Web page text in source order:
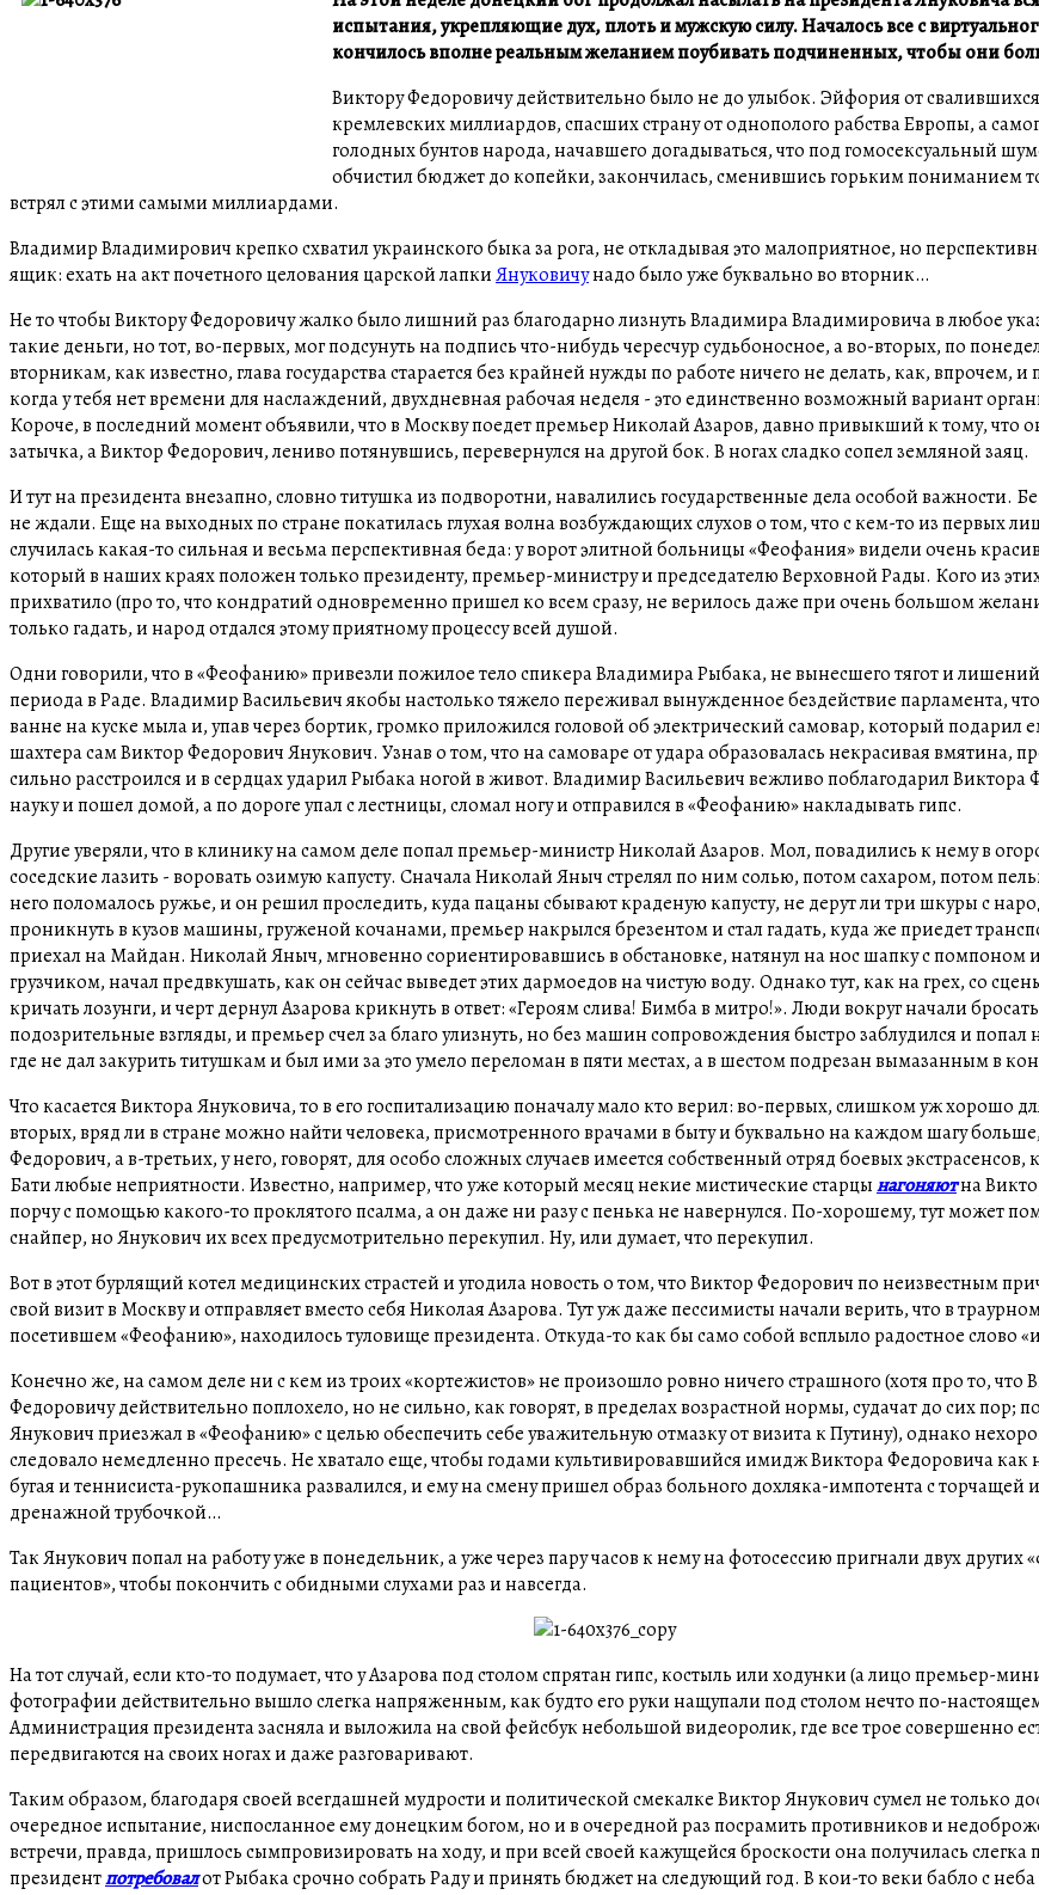
испытания, укрепляющие дух, плоть и мужскую силу. Началось все с
кончилось вполне реальным желанием поубивать подчиненных, чтобы они
Виктору Федоровичу действительно было не до улыбок. Эйфория от
кремлевских миллиардов, спасших страну от однополого рабства Европы, а
голодных бунтов народа, начавшего догадываться, что под гомосексуальный
обчистил бюджет до копейки, закончилась, сменившись горьким пониманием
встрял с этими самыми миллиардами.
Владимир Владимирович крепко схватил украинского быка за рога, не откладывая это малоприятное, но
ящик: ехать на акт почетного целования царской лапкиЯнуковичунадо было уже буквально во вторник…
Не то чтобы Виктору Федоровичу жалко было лишний раз благодарно лизнуть Владимира Владимировича в любое
такие деньги, но тот, во-первых, мог подсунуть на подпись что-нибудь чересчур судьбоносное, а во-вторых, по
вторникам, как известно, глава государства старается без крайней нужды по работе ничего не делать, как, впрочем,
когда у тебя нет времени для наслаждений, двухдневная рабочая неделя - это единственно возможный вариант
Короче, в последний момент объявили, что в Москву поедет премьер Николай Азаров, давно привыкший к тому, что
затычка, а Виктор Федорович, лениво потянувшись, перевернулся на другой бок. В ногах сладко сопел земляной заяц.
И тут на президента внезапно, словно титушка из подворотни, навалились государственные дела особой важности.
не ждали. Еще на выходных по стране покатилась глухая волна возбуждающих слухов о том, что с кем-то из первых лиц
случилась какая-то сильная и весьма перспективная беда: у ворот элитной больницы «Феофания» видели очень
который в наших краях положен только президенту, премьер-министру и председателю Верховной Рады. Кого из
прихватило (про то, что кондратий одновременно пришел ко всем сразу, не верилось даже при очень большом
только гадать, и народ отдался этому приятному процессу всей душой.
Одни говорили, что в «Феофанию» привезли пожилое тело спикера Владимира Рыбака, не вынесшего тягот и
периода в Раде. Владимир Васильевич якобы настолько тяжело переживал вынужденное бездействие парламента, что
ванне на куске мыла и, упав через бортик, громко приложился головой об электрический самовар, который подарил
шахтера сам Виктор Федорович Янукович. Узнав о том, что на самоваре от удара образовалась некрасивая вмятина,
сильно расстроился и в сердцах ударил Рыбака ногой в живот. Владимир Васильевич вежливо поблагодарил Виктора
науку и пошел домой, а по дороге упал с лестницы, сломал ногу и отправился в «Феофанию» накладывать гипс.
Другие уверяли, что в клинику на самом деле попал премьер-министр Николай Азаров. Мол, повадились к нему в
соседские лазить - воровать озимую капусту. Сначала Николай Яныч стрелял по ним солью, потом сахаром, потом
него поломалось ружье, и он решил проследить, куда пацаны сбывают краденую капусту, не дерут ли три шкуры с
проникнуть в кузов машины, груженой кочанами, премьер накрылся брезентом и стал гадать, куда же приедет
приехал на Майдан. Николай Яныч, мгновенно сориентировавшись в обстановке, натянул на нос шапку с помпоном
грузчиком, начал предвкушать, как он сейчас выведет этих дармоедов на чистую воду. Однако тут, как на грех, со
кричать лозунги, и черт дернул Азарова крикнуть в ответ: «Героям слива! Бимба в митро!». Люди вокруг начали
подозрительные взгляды, и премьер счел за благо улизнуть, но без машин сопровождения быстро заблудился и попал
где не дал закурить титушкам и был ими за это умело переломан в пяти местах, а в шестом подрезан вымазанным в
Что касается Виктора Януковича, то в его госпитализацию поначалу мало кто верил: во-первых, слишком уж хорошо
вторых, вряд ли в стране можно найти человека, присмотренного врачами в быту и буквально на каждом шагу
Федорович, а в-третьих, у него, говорят, для особо сложных случаев имеется собственный отряд боевых экстрасенсов,
Бати любые неприятности. Известно, например, что уже который месяц некие мистические старцынагоняютна
порчу с помощью какого-то проклятого псалма, а он даже ни разу с пенька не навернулся. По-хорошему, тут может
снайпер, но Янукович их всех предусмотрительно перекупил. Ну, или думает, что перекупил.
Вот в этот бурлящий котел медицинских страстей и угодила новость о том, что Виктор Федорович по неизвестным
свой визит в Москву и отправляет вместо себя Николая Азарова. Тут уж даже пессимисты начали верить, что в
посетившем «Феофанию», находилось туловище президента. Откуда-то как бы само собой всплыло радостное слово
Конечно же, на самом деле ни с кем из троих «кортежистов» не произошло ровно ничего страшного (хотя про то, что
Федоровичу действительно поплохело, но не сильно, как говорят, в пределах возрастной нормы, судачат до сих пор;
Янукович приезжал в «Феофанию» с целью обеспечить себе уважительную отмазку от визита к Путину), однако
следовало немедленно пресечь. Не хватало еще, чтобы годами культивировавшийся имидж Виктора Федоровича как
бугая и теннисиста-рукопашника развалился, и ему на смену пришел образ больного дохляка-импотента с торчащей
дренажной трубочкой…
Так Янукович попал на работу уже в понедельник, а уже через пару часов к нему на фотосессию пригнали двух других
пациентов», чтобы покончить с обидными слухами раз и навсегда.
На тот случай, если кто-то подумает, что у Азарова под столом спрятан гипс, костыль или ходунки (а лицо премьер-
фотографии действительно вышло слегка напряженным, как будто его руки нащупали под столом нечто по-
Администрация президента засняла и выложила на свой фейсбук небольшой видеоролик, где все трое совершенно
передвигаются на своих ногах и даже разговаривают.
Таким образом, благодаря своей всегдашней мудрости и политической смекалке Виктор Янукович сумел не только
очередное испытание, ниспосланное ему донецким богом, но и в очередной раз посрамить противников и
встречи, правда, пришлось сымпровизировать на ходу, и при всей своей кажущейся броскости она получилась слегка
президентпотребовалот Рыбака срочно собрать Раду и принять бюджет на следующий год. В кои-то веки бабло с неба